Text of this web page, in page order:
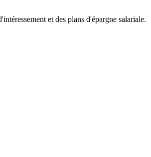
et des plans d'épargne salariale.